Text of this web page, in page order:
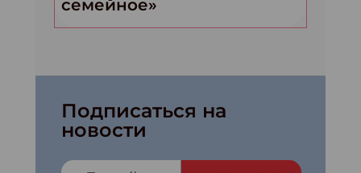
семейное»
Подписаться на
новости